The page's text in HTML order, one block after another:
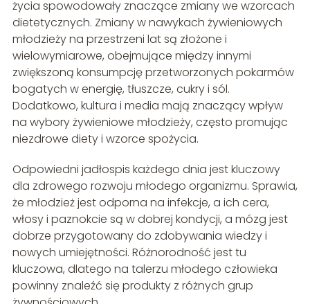
życia spowodowały znaczące zmiany we wzorcach
dietetycznych. Zmiany w nawykach żywieniowych
młodzieży na przestrzeni lat są złożone i
wielowymiarowe, obejmujące między innymi
zwiększoną konsumpcję przetworzonych pokarmów
bogatych w energię, tłuszcze, cukry i sól.
Dodatkowo, kultura i media mają znaczący wpływ
na wybory żywieniowe młodzieży, często promując
niezdrowe diety i wzorce spożycia.
Odpowiedni jadłospis każdego dnia jest kluczowy
dla zdrowego rozwoju młodego organizmu. Sprawia,
że młodzież jest odporna na infekcje, a ich cera,
włosy i paznokcie są w dobrej kondycji, a mózg jest
dobrze przygotowany do zdobywania wiedzy i
nowych umiejętności. Różnorodność jest tu
kluczowa, dlatego na talerzu młodego człowieka
powinny znaleźć się produkty z różnych grup